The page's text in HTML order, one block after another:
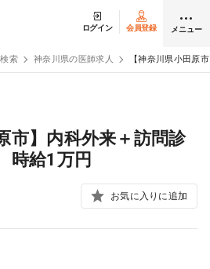
ログイン 会員登録 メニュー
索 神奈川県の医師求人 【神奈川県小田
市】内科外来＋訪問診
給1万円
お気に入りに追加